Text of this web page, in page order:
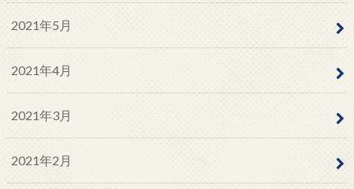
2021年5月
2021年4月
2021年3月
2021年2月